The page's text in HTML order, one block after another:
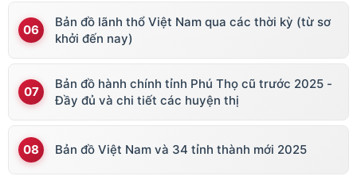
Bản đồ lãnh thổ Việt Nam qua các thời kỳ (từ sơ
khởi đến nay)
Bản đồ hành chính tỉnh Phú Thọ cũ trước 2025 -
Đầy đủ và chi tiết các huyện thị
Bản đồ Việt Nam và 34 tỉnh thành mới 2025